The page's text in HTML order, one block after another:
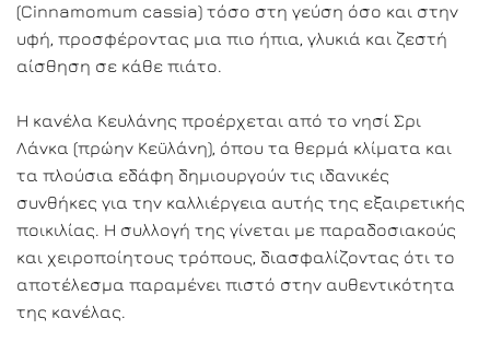
(Cinnamomum cassia) τόσο στη γεύση όσο και στην
υφή, προσφέροντας μια πιο ήπια, γλυκιά και ζεστή
αίσθηση σε κάθε πιάτο.
Η κανέλα Κευλάνης προέρχεται από το νησί Σρι
Λάνκα (πρώην Κεϋλάνη), όπου τα θερμά κλίματα και
τα πλούσια εδάφη δημιουργούν τις ιδανικές
συνθήκες για την καλλιέργεια αυτής της εξαιρετικής
ποικιλίας. Η συλλογή της γίνεται με παραδοσιακούς
και χειροποίητους τρόπους, διασφαλίζοντας ότι το
αποτέλεσμα παραμένει πιστό στην αυθεντικότητα
της κανέλας.